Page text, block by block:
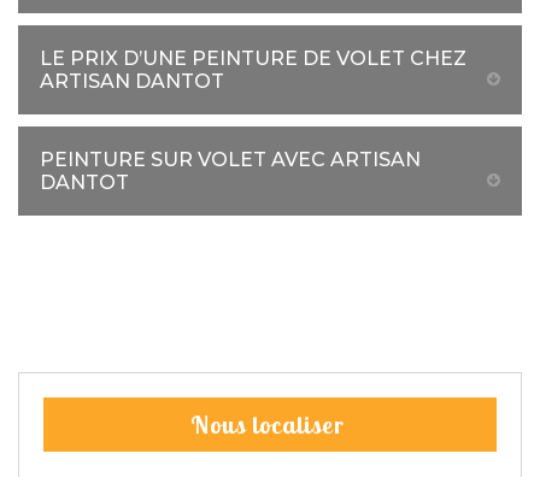
LE PRIX D’UNE PEINTURE DE VOLET CHEZ
ARTISAN DANTOT
PEINTURE SUR VOLET AVEC ARTISAN
DANTOT
Nous localiser